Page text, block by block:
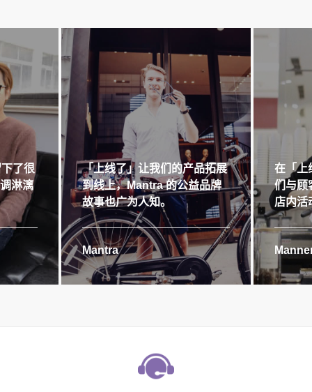
了很
淋漓
「上线了」让我们的产品拓展
到线上，Mantra 的公益品牌
故事也广为人知。
Mantra
在「上
们与顾
店内活